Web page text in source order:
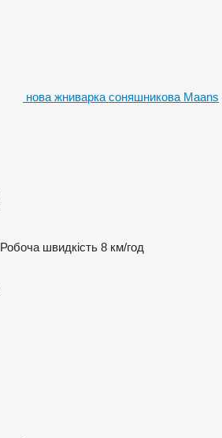
нова жниварка соняшникова Maans
Робоча швидкість 8 км/год